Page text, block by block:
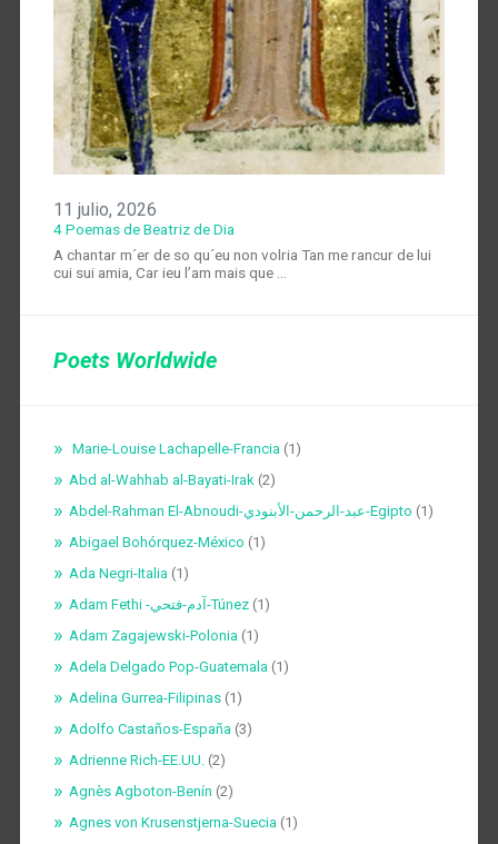
11 julio, 2026
4 Poemas de Beatriz de Dia
A chantar m´er de so qu´eu non volria Tan me rancur de lui
cui sui amia, Car ieu l’am mais que …
Poets Worldwide
Marie-Louise Lachapelle-Francia (1)
Abd al-Wahhab al-Bayati-Irak (2)
Abdel-Rahman El-Abnoudi-عبد-الرحمن-الأبنودي-Egipto (1)
Abigael Bohórquez-México (1)
Ada Negri-Italia (1)
Adam Fethi -آدم-فتحي-Túnez(1)
Adam Zagajewski-Polonia (1)
Adela Delgado Pop-Guatemala (1)
Adelina Gurrea-Filipinas(1)
Adolfo Castaños-España (3)
Adrienne Rich-EE.UU. (2)
Agnès Agboton-Benín (2)
Agnes von Krusenstjerna-Suecia (1)